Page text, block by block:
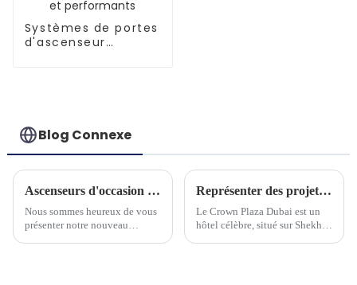
Systèmes de portes
d'ascenseur
Blog Connexe
Ascenseurs d'occasion pour villa panoramique et sécurité
Nous sommes heureux de vous
présenter notre nouveau
Représenter des projets à Dubaï
Le Crown Plaza Dubai est un
hôtel célèbre, situé sur Shekh